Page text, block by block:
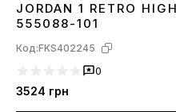
4042
JORDAN 1 RETRO
555088-101
Код:FKS402245
0
3524 грн